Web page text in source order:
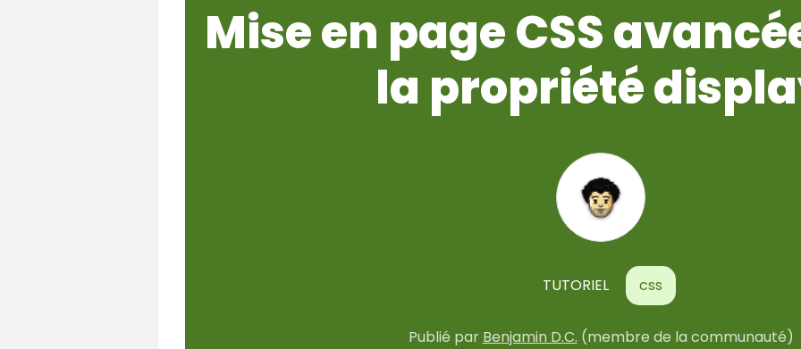
Mise en page CSS
la propriété
TUTORIEL css
Publié par Benjamin D.C. (membre de la communauté)